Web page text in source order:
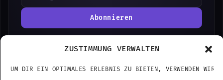
ZUSTIMMUNG VERWALTEN
UM DIR EIN OPTIMALES ERLEBNIS ZU BIETEN, VERWENDEN WIR
Abonnieren
ODER FOLGE MIR AUF:
PODCAST YOUTUBE